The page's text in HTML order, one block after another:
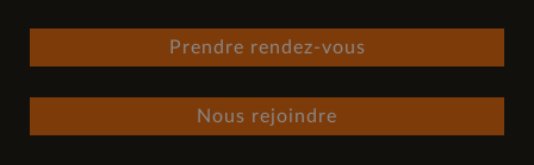
Prendre rendez-vous
Nous rejoindre